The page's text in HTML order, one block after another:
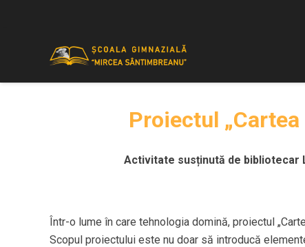
Proiectul
Activitate susținută de bibliotecar
Într-o lume în care tehnologia domină, proiectul
Scopul proiectului este nu doar să introducă